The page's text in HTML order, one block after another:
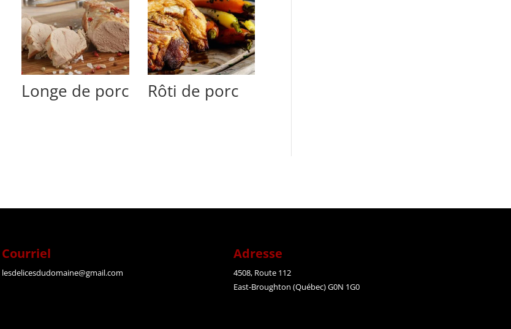
Longe de porc Rôti de porc
Courriel
lesdelicesdudomaine@gmail.com
Adresse
4508, Route 112
East-Broughton (Québec)G0N 1G0